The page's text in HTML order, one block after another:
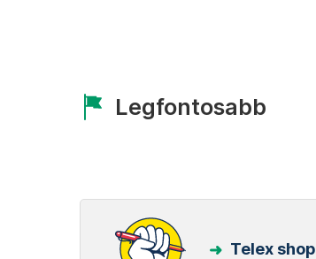
Legfontosabb
Telex shop